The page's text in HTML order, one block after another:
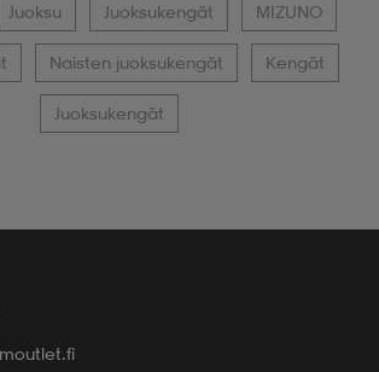
Juoksu Juoksukengät MIZUNO
Naisten juoksukengät Kengät
Juoksukengät